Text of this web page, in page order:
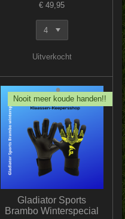
€ 49,95
Uitverkocht
Nooit meer koude handen!!
Gladiator Sports
Brambo Winterspecial